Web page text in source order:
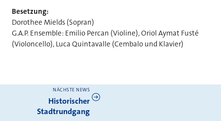
Besetzung:
Dorothee Mields (Sopran)
G.A.P. Ensemble: Emilio Percan (Violine), Oriol Aymat Fusté
(Violoncello), Luca Quintavalle (Cembalo und Klavier)
Weitere News
NÄCHSTE NEWS
Historischer
Stadtrundgang